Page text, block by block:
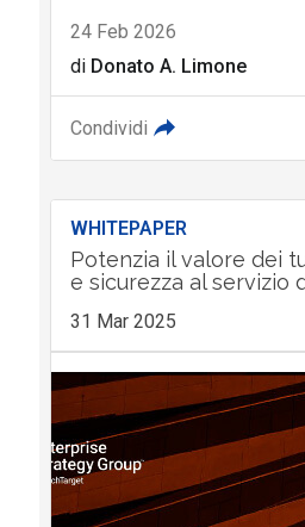
24 Feb 2026
di Donato A. Limone
Condividi
WHITEPAPER
Potenzia il valore dei
e sicurezza al servizio
31 Mar 2025